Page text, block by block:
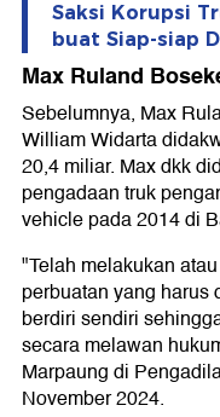
Saksi Korupsi
buat Siap-siap
Max Ruland
Sebelumnya, Max
William Widarta
20,4 miliar. Max dkk
pengadaan truk
vehicle pada 2014 di
"Telah melakukan
perbuatan yang harus
berdiri sendiri
secara melawan
Marpaung di
November 2024.